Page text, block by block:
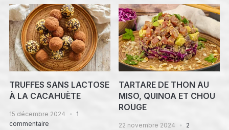
TRUFFES SANS LACTOSE
À LA CACAHUÈTE
15 décembre 2024
1
commentaire
TARTARE DE THON AU
MISO, QUINOA ET CHOU
ROUGE
22 novembre 2024
2